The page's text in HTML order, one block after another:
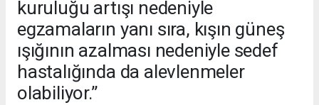
kuruluğu artışı nedeniyle
egzamaların yanı sıra, kışın güneş
ışığının azalması nedeniyle sedef
hastalığında da alevlenmeler
olabiliyor.”